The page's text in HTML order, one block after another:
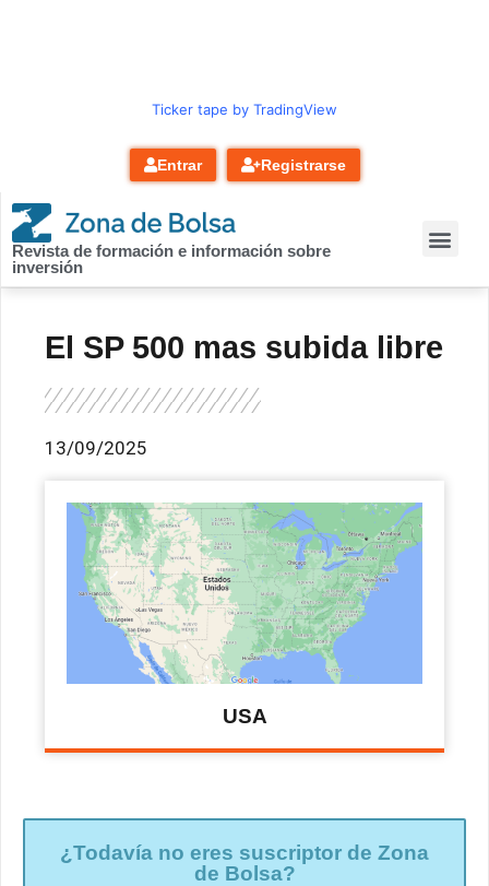
Ticker tape by TradingView
Entrar Registrarse
Revista de formación e información sobre
inversión
El SP 500 mas subida libre
13/09/2025
USA
¿Todavía no eres suscriptor de Zona
de Bolsa?